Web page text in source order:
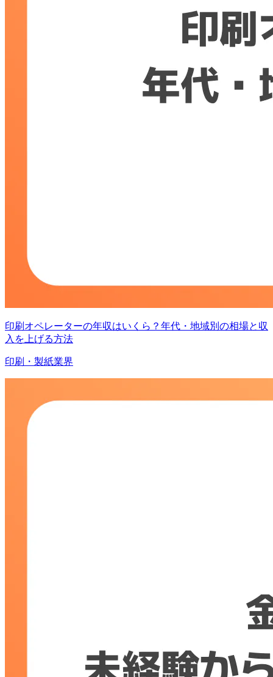
印刷オペレーターの年収はいくら？年代・地域別の相場と収
入を上げる方法
印刷・製紙業界